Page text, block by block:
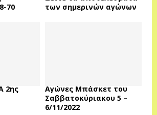
70
των σημερινών αγώνων
2ης
Αγώνες Μπάσκετ του
Σαββατοκύριακου 5 –
6/11/2022